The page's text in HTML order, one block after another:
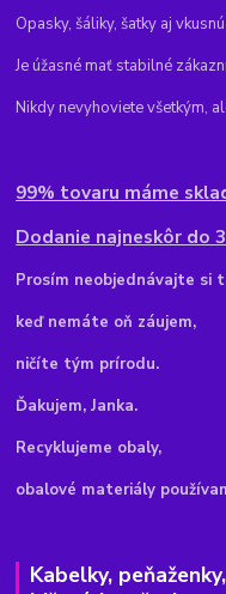
Opasky, šáliky, šatky aj
Je úžasné mať stabilné
Nikdy nevyhoviete všetkým,
99% tovaru máme
Dodanie najneskôr do
Prosím neobjednávajte si
keď nemáte oň záujem,
ničíte tým prírodu.
Ďakujem, Janka.
Recyklujeme obaly,
obalové materiály
Kabelky,